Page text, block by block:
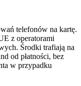
telefonów na kartę.
z operatorami
Środki trafiają na
od płatności, bez
w przypadku